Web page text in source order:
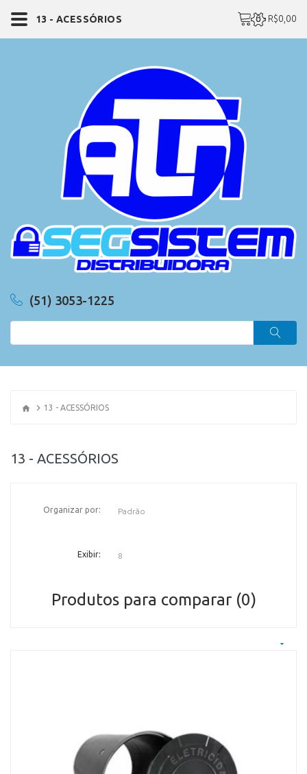
(51) 3053-1225
0 - R$0,00
13 - ACESSÓRIOS
13 - ACESSÓRIOS
Organizar por:
Exibir:
Produtos para comparar (0)
13 - ACESSÓRIOS